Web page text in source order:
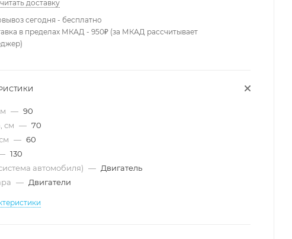
доставку
сегодня - бесплатно
в пределах МКАД - 950₽ (за МКАД рассчитывает
— 90
см — 70
— 60
130
автомобиля) — Двигатель
— Двигатели